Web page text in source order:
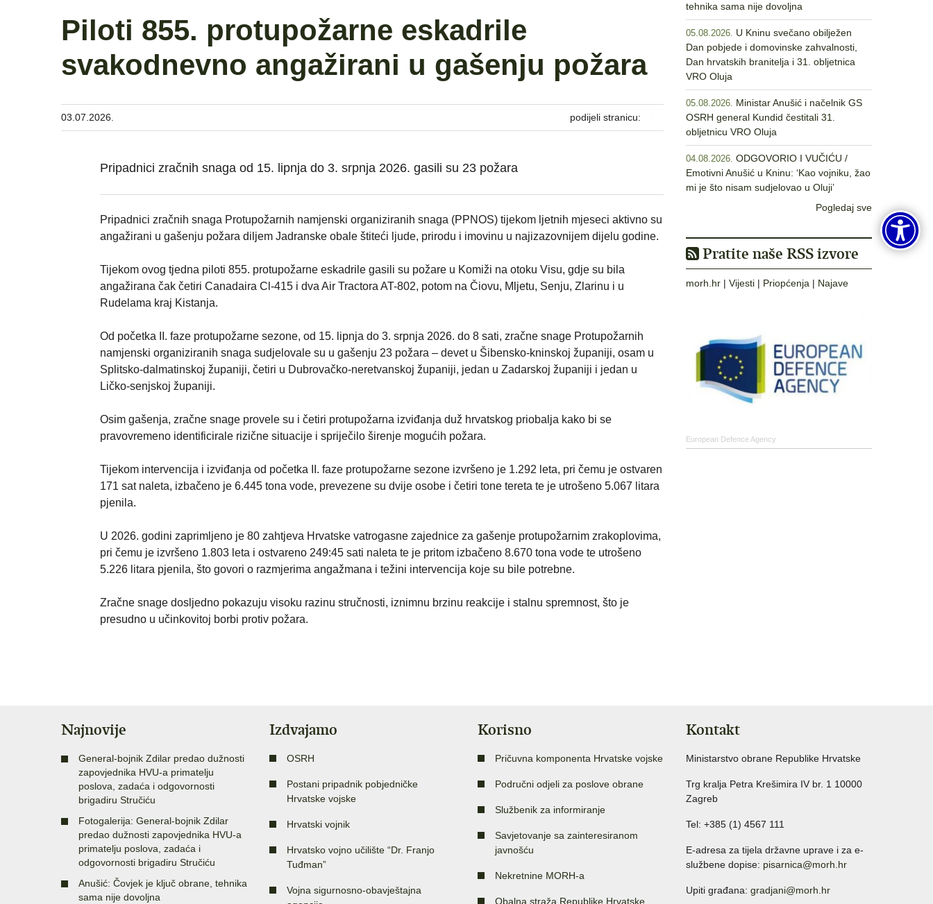
Piloti 855. protupožarne eskadrile
svakodnevno angažirani u gašenju požara
03.07.2026. podijeli stranicu:
Pripadnici zračnih snaga od 15. lipnja do 3. srpnja 2026. gasili su 23 požara
Pripadnici zračnih snaga Protupožarnih namjenski organiziranih snaga (PPNOS) tijekom ljetnih mjeseci aktivno su
angažirani u gašenju požara diljem Jadranske obale štiteći ljude, prirodu i imovinu u najizazovnijem dijelu godine.
Tijekom ovog tjedna piloti 855. protupožarne eskadrile gasili su požare u Komiži na otoku Visu, gdje su bila
angažirana čak četiri Canadaira Cl-415 i dva Air Tractora AT-802, potom na Čiovu, Mljetu, Senju, Zlarinu i u
Rudelama kraj Kistanja.
Od početka II. faze protupožarne sezone, od 15. lipnja do 3. srpnja 2026. do 8 sati, zračne snage Protupožarnih
namjenski organiziranih snaga sudjelovale su u gašenju 23 požara – devet u Šibensko-kninskoj županiji, osam u
Splitsko-dalmatinskoj županiji, četiri u Dubrovačko-neretvanskoj županiji, jedan u Zadarskoj županiji i jedan u
Ličko-senjskoj županiji.
Osim gašenja, zračne snage provele su i četiri protupožarna izviđanja duž hrvatskog priobalja kako bi se
pravovremeno identificirale rizične situacije i spriječilo širenje mogućih požara.
Tijekom intervencija i izviđanja od početka II. faze protupožarne sezone izvršeno je 1.292 leta, pri čemu je ostvaren
171 sat naleta, izbačeno je 6.445 tona vode, prevezene su dvije osobe i četiri tone tereta te je utrošeno 5.067 litara
pjenila.
U 2026. godini zaprimljeno je 80 zahtjeva Hrvatske vatrogasne zajednice za gašenje protupožarnim zrakoplovima,
pri čemu je izvršeno 1.803 leta i ostvareno 249:45 sati naleta te je pritom izbačeno 8.670 tona vode te utrošeno
5.226 litara pjenila, što govori o razmjerima angažmana i težini intervencija koje su bile potrebne.
Zračne snage dosljedno pokazuju visoku razinu stručnosti, iznimnu brzinu reakcije i stalnu spremnost, što je
presudno u učinkovitoj borbi protiv požara.
tehnika sama nije dovoljna
05.08.2026. U Kninu svečano obilježen
Dan pobjede i domovinske zahvalnosti,
Dan hrvatskih branitelja i 31. obljetnica
VRO Oluja
05.08.2026. Ministar Anušić i načelnik GS
OSRH general Kundid čestitali 31.
obljetnicu VRO Oluja
04.08.2026. ODGOVORIO I VUČIĆU /
Emotivni Anušić u Kninu: ‘Kao vojniku, žao
mi je što nisam sudjelovao u Oluji’
Pogledaj sve
Pratite naše RSS izvore
morh.hr | Vijesti | Priopćenja | Najave
European Defence Agency
Najnovije
General-bojnik Zdilar predao dužnosti
zapovjednika HVU-a primatelju
poslova, zadaća i odgovornosti
brigadiru Stručiću
Fotogalerija: General-bojnik Zdilar
predao dužnosti zapovjednika HVU-a
primatelju poslova, zadaća i
odgovornosti brigadiru Stručiću
Anušić: Čovjek je ključ obrane, tehnika
sama nije dovoljna
Izdvajamo
OSRH
Postani pripadnik pobjedničke
Hrvatske vojske
Hrvatski vojnik
Hrvatsko vojno učilište “Dr. Franjo
Tuđman”
Vojna sigurnosno-obavještajna
Korisno
Pričuvna komponenta Hrvatske vojske
Područni odjeli za poslove obrane
Službenik za informiranje
Savjetovanje sa zainteresiranom
javnošću
Nekretnine MORH-a
Obalna straža Republike Hrvatske
Kontakt
Ministarstvo obrane Republike Hrvatske
Trg kralja Petra Krešimira IV br. 1 10000
Zagreb
Tel: +385 (1) 4567 111
E-adresa za tijela državne uprave i za e-
službene dopise: pisarnica@morh.hr
Upiti građana: gradjani@morh.hr